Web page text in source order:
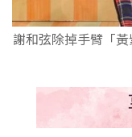
謝和弦除掉手臂「